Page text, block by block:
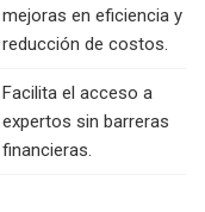
mejoras en eficiencia y
reducción de costos.
Facilita el acceso a
expertos sin barreras
financieras.